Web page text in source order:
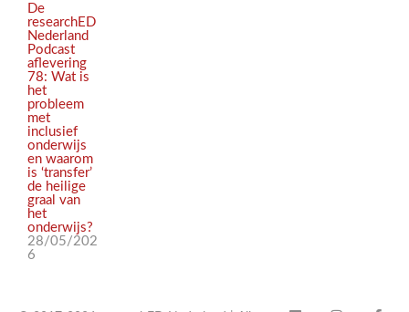
De
researchED
Nederland
Podcast
aflevering
78: Wat is
het
probleem
met
inclusief
onderwijs
en waarom
is ‘transfer’
de heilige
graal van
het
onderwijs?
28/05/202
6